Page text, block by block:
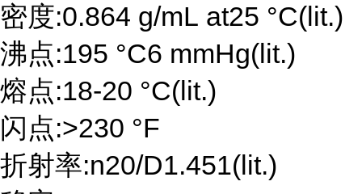
密度:0.864 g/mL at25 °C(lit.)
沸点:195 °C6 mmHg(lit.)
熔点:18-20 °C(lit.)
闪点:>230 °F
折射率:n20/D1.451(lit.)